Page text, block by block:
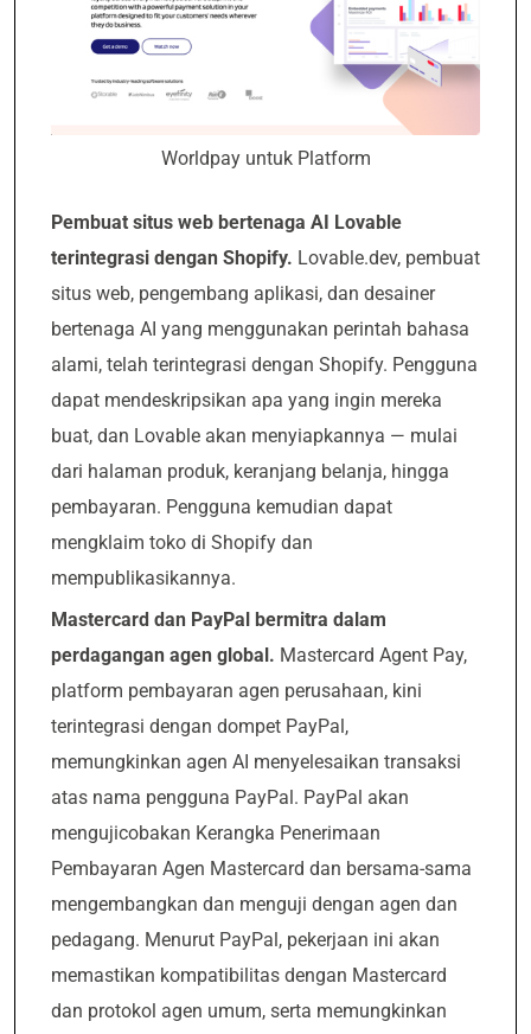
Worldpay untuk Platform
Pembuat situs web bertenaga AI Lovable
terintegrasi dengan Shopify. Lovable.dev, pembuat
situs web, pengembang aplikasi, dan desainer
bertenaga AI yang menggunakan perintah bahasa
alami, telah terintegrasi dengan Shopify. Pengguna
dapat mendeskripsikan apa yang ingin mereka
buat, dan Lovable akan menyiapkannya — mulai
dari halaman produk, keranjang belanja, hingga
pembayaran. Pengguna kemudian dapat
mengklaim toko di Shopify dan
mempublikasikannya.
Mastercard dan PayPal bermitra dalam
perdagangan agen global. Mastercard Agent Pay,
platform pembayaran agen perusahaan, kini
terintegrasi dengan dompet PayPal,
memungkinkan agen AI menyelesaikan transaksi
atas nama pengguna PayPal. PayPal akan
mengujicobakan Kerangka Penerimaan
Pembayaran Agen Mastercard dan bersama-sama
mengembangkan dan menguji dengan agen dan
pedagang. Menurut PayPal, pekerjaan ini akan
memastikan kompatibilitas dengan Mastercard
dan protokol agen umum, serta memungkinkan